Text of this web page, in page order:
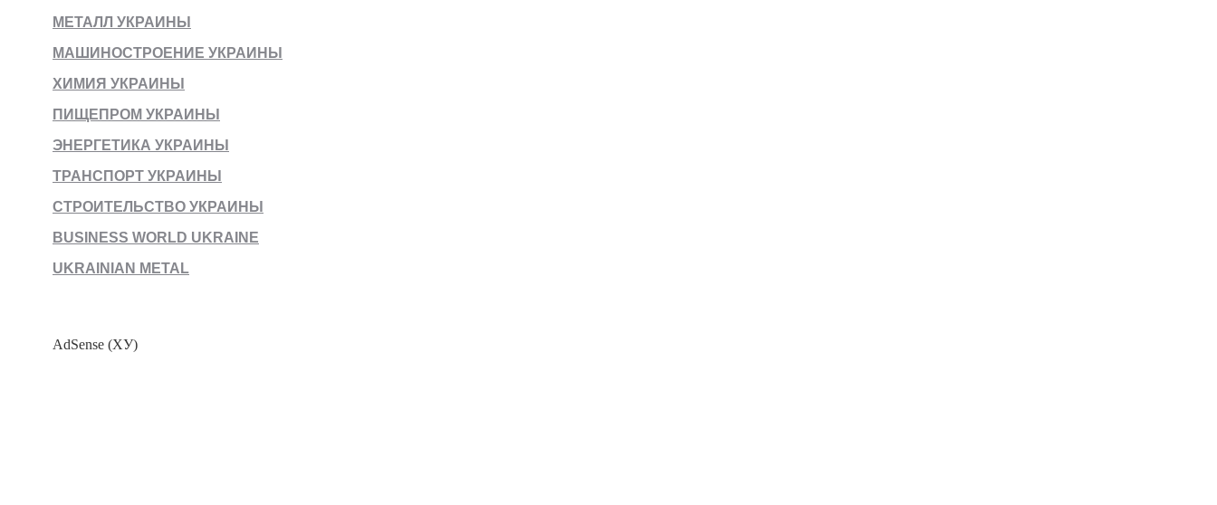
МЕТАЛЛ УКРАИНЫ
МАШИНОСТРОЕНИЕ УКРАИНЫ
ХИМИЯ УКРАИНЫ
ПИЩЕПРОМ УКРАИНЫ
ЭНЕРГЕТИКА УКРАИНЫ
ТРАНСПОРТ УКРАИНЫ
СТРОИТЕЛЬСТВО УКРАИНЫ
BUSINESS WORLD UKRAINE
UKRAINIAN METAL
AdSense (ХУ)